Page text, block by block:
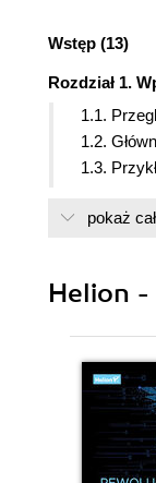
Wstęp (13)
Rozdział 1.
1.1.
1.2.
1.3.
1.4.
pokaż
Helion